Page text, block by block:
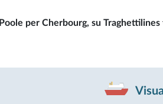
per Cherbourg, su